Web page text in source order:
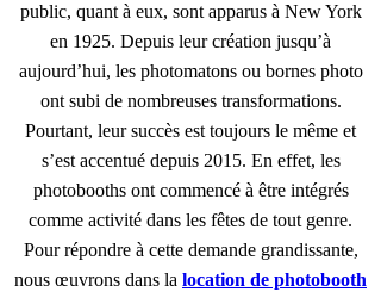
public, quant à eux, sont apparus à New York
en 1925. Depuis leur création jusqu’à
aujourd’hui, les photomatons ou bornes photo
ont subi de nombreuses transformations.
Pourtant, leur succès est toujours le même et
s’est accentué depuis 2015. En effet, les
photobooths ont commencé à être intégrés
comme activité dans les fêtes de tout genre.
Pour répondre à cette demande grandissante,
nous œuvrons dans la location de photobooth